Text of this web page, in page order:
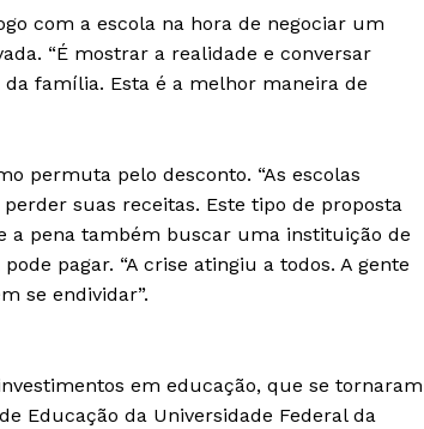
com a escola na hora de negociar um
“É mostrar a realidade e conversar
família. Esta é a melhor maneira de
permuta pelo desconto. “As escolas
suas receitas. Este tipo de proposta
a pena também buscar uma instituição de
pagar. “A crise atingiu a todos. A gente
se endividar”.
em educação, que se tornaram
Educação da Universidade Federal da